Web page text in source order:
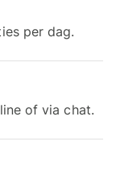
per dag.
of via chat.